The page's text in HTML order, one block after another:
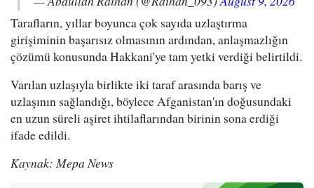
Tarafların, yıllar boyunca çok sayıda uzlaştırma
girişiminin başarısız olmasının ardından, anlaşmazlığın
çözümü konusunda Hakkani'ye tam yetki verdiği belirtildi.
Varılan uzlaşıyla birlikte iki taraf arasında barış ve
uzlaşının sağlandığı, böylece Afganistan'ın doğusundaki
en uzun süreli aşiret ihtilaflarından birinin sona erdiği
ifade edildi.
Kaynak: Mepa News